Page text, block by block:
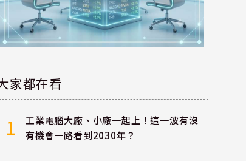
家都在看
1
工業電腦大廠、小廠一起上！這一波有沒
有機會一路看到2030年？